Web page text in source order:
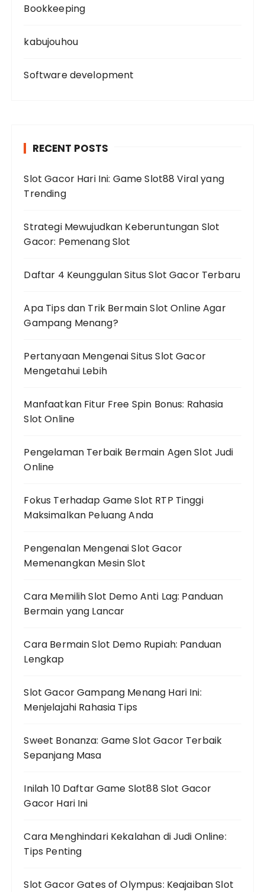
Bookkeeping
kabujouhou
Software development
RECENT POSTS
Slot Gacor Hari Ini: Game Slot88 Viral yang
Trending
Strategi Mewujudkan Keberuntungan Slot
Gacor: Pemenang Slot
Daftar 4 Keunggulan Situs Slot Gacor Terbaru
Apa Tips dan Trik Bermain Slot Online Agar
Gampang Menang?
Pertanyaan Mengenai Situs Slot Gacor
Mengetahui Lebih
Manfaatkan Fitur Free Spin Bonus: Rahasia
Slot Online
Pengelaman Terbaik Bermain Agen Slot Judi
Online
Fokus Terhadap Game Slot RTP Tinggi
Maksimalkan Peluang Anda
Pengenalan Mengenai Slot Gacor
Memenangkan Mesin Slot
Cara Memilih Slot Demo Anti Lag: Panduan
Bermain yang Lancar
Cara Bermain Slot Demo Rupiah: Panduan
Lengkap
Slot Gacor Gampang Menang Hari Ini:
Menjelajahi Rahasia Tips
Sweet Bonanza: Game Slot Gacor Terbaik
Sepanjang Masa
Inilah 10 Daftar Game Slot88 Slot Gacor
Gacor Hari Ini
Cara Menghindari Kekalahan di Judi Online:
Tips Penting
Slot Gacor Gates of Olympus: Keajaiban Slot